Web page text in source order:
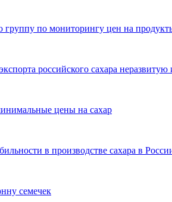
по мониторингу цен на
российского сахара неразвитую
цены на сахар
в производстве сахара в
семечек